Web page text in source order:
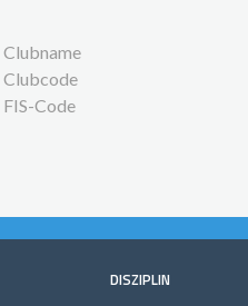
Clubname
Clubcode
FIS-Code
DISZIPLIN